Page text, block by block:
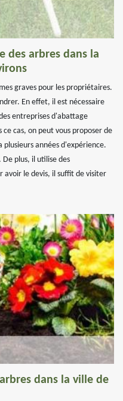
des arbres dans la
graves pour les propriétaires.
En effet, il est nécessaire
entreprises d'abattage
cas, on peut vous proposer de
plusieurs années d'expérience.
De plus, il utilise des
avoir le devis, il suffit de visiter
dans la ville de